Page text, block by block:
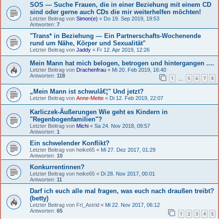
SOS — Suche Frauen, die in einer Beziehung mit einem CD
sind oder gerne auch CDs die mir weiterhelfen möchten!
Letzter Beitrag von Simon(e) « Do 19. Sep 2019, 19:53
Antworten: 7
"Trans* in Beziehung — Ein Partnerschafts-Wochenende
rund um Nähe, Körper und Sexualität"
Letzter Beitrag von Jaddy « Fr 12. Apr 2019, 12:26
Mein Mann hat mich belogen, betrogen und hintergangen ....
Letzter Beitrag von Drachenfrau « Mi 20. Feb 2019, 16:40
Antworten: 118 1 5 6 7 8
„Mein Mann ist schwulâ€¦" Und jetzt?
Letzter Beitrag von Anne-Mette « Di 12. Feb 2019, 22:07
Karliczek-Äußerungen Wie geht es Kindern in
"Regenbogenfamilien"?
Letzter Beitrag von Michi « Sa 24. Nov 2018, 09:57
Antworten: 1
Ein schwelender Konflikt?
Letzter Beitrag von heike65 « Mi 27. Dez 2017, 01:29
Antworten: 10
Konkurrentinnen?
Letzter Beitrag von heike65 « Di 28. Nov 2017, 00:01
Antworten: 11
Darf ich euch alle mal fragen, was euch nach draußen treibt?
(betty)
Letzter Beitrag von Frl_Astrid « Mi 22. Nov 2017, 06:12
Antworten: 65 1 2 3 4 5